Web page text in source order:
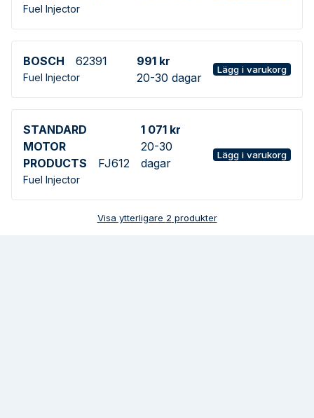
Fuel Injector
BOSCH 62391
Fuel Injector
991 kr
20-30 dagar
Lägg i varukorg
STANDARD
MOTOR
PRODUCTS
FJ612
Fuel Injector
1 071 kr
20-30
dagar
Lägg i varukorg
Visa ytterligare 2 produkter